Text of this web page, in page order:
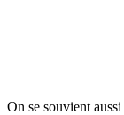
On se souvient